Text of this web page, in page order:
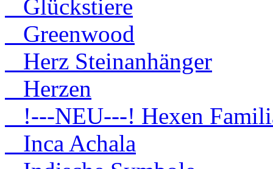
Glückstiere
Greenwood
Herz Steinanhänger
Herzen
!---NEU---! Hexen
Inca Achala